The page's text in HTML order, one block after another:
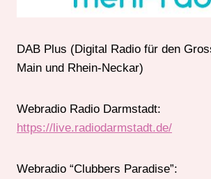
DAB Plus (Digital Radio für den
Main und Rhein-Neckar)
Webradio Radio Darmstadt:
https://live.radiodarmstadt.de/
Webradio “Clubbers Paradise”: